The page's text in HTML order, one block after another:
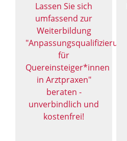
Lassen Sie sich
umfassend zur
Weiterbildung
"Anpassungsqualifizierung
für
Quereinsteiger*innen
in Arztpraxen"
beraten -
unverbindlich und
kostenfrei!